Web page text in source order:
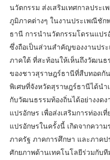
นวัตกรรม ส่งเสริมเทศกาลประ
ภูมิภาคต่างๆ ในงานประเพณีชัก
ธานี การนำนวัตกรรมโดรนแป
ซึ่งถือเป็นส่วนสำคัญของงานปร
ภาคใต้ ที่สะท้อนให้เห็นถึงวัฒน
ของชาวสุราษฎร์ธานีที่สืบทอดกั
พิเศษที่จังหวัดสุราษฎร์ธานีได้น
กับวัฒนธรรมท้องถิ่นได้อย่างงด
แปรอักษร เพื่อส่งเสริมการท่อง
แปรอักษรในครั้งนี้ เกิดจากควา
ภาครัฐ ภาคการศึกษา และภาค
ศักยภาพด้านเทคโนโลยีร่วมกับ